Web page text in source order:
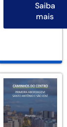
Saiba
mais